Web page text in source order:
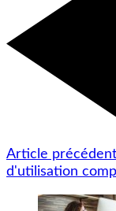
Article précédent
d'utilisation